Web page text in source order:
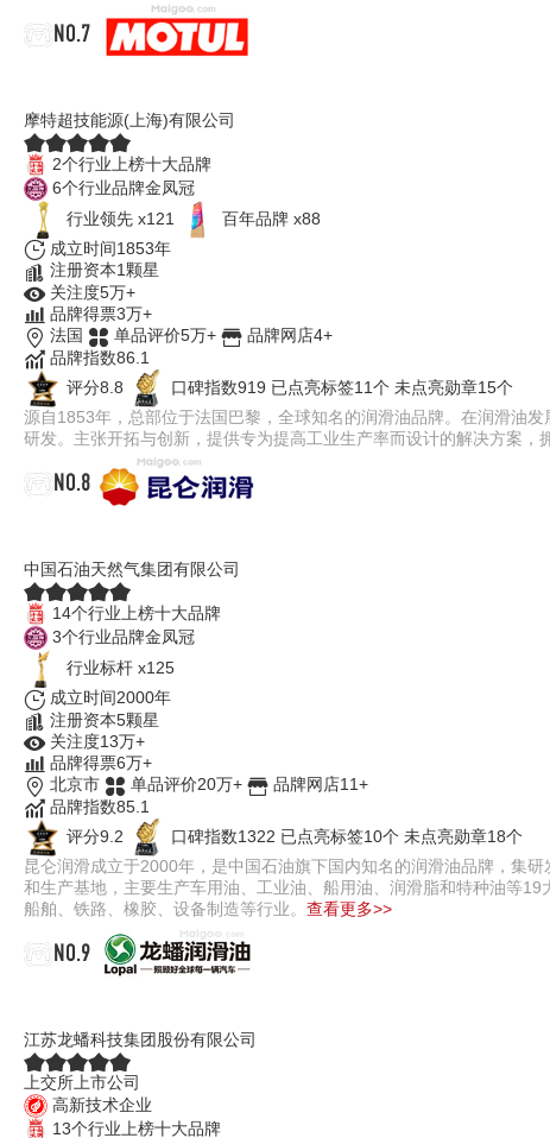
NO.7
摩特超技能源(上海)有限公司
2个行业上榜十大品牌
6个行业品牌金凤冠
行业领先 x121
百年品牌 x88
成立时间1853年
注册资本1颗星
关注度5万+
品牌得票3万+
法国
单品评价5万+
品牌网店4+
品牌指数86.1
评分8.8
口碑指数919 已点亮标签11个 未点亮勋章15个
源自1853年，总部位于法国巴黎，全球知名的润滑油品牌。在润滑油
研发。主张开拓与创新，提供专为提高工业生产率而设计的解决方案，
NO.8
中国石油天然气集团有限公司
14个行业上榜十大品牌
3个行业品牌金凤冠
行业标杆 x125
成立时间2000年
注册资本5颗星
关注度13万+
品牌得票6万+
北京市
单品评价20万+
品牌网店11+
品牌指数85.1
评分9.2
口碑指数1322 已点亮标签10个 未点亮勋章18个
昆仑润滑成立于2000年，是中国石油旗下国内知名的润滑油品牌，集
和生产基地，主要生产车用油、工业油、船用油、润滑脂和特种油等
船舶、铁路、橡胶、设备制造等行业。 查看更多>>
NO.9
江苏龙蟠科技集团股份有限公司
上交所上市公司
高新技术企业
13个行业上榜十大品牌